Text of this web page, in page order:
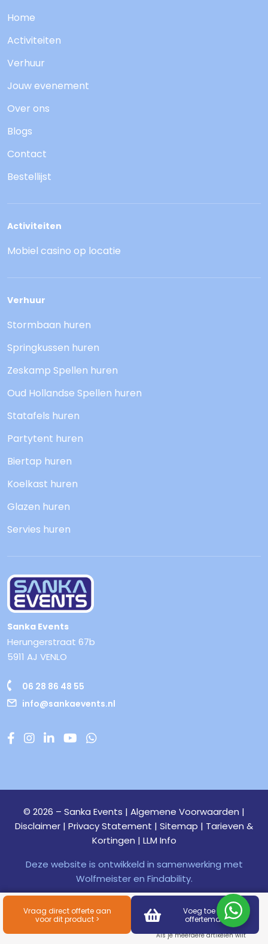
Vraag direct offerte aan
voor dit product >
Voeg toe aan
offertemand
Als je meerdere artikelen wilt
Home
Activiteiten
Verhuur
Jouw evenement
Over ons
Blogs
Contact
Bestellijst
Activiteiten
Mobiel casino op locatie
Verhuur
Stormbaan huren
Springkussen huren
Zeskamp Spellen huren
Oud Hollandse Spellen huren
Statafels huren
Partytent huren
Biertap huren
Koelkast huren
Glazen huren
Servies huren
Sanka Events
Herungerstraat 67b
5911 AJ VENLO
06 28 86 48 55
info@sankaevents.nl
© 2026 – Sanka Events | Algemene Voorwaarden |
Disclaimer | Privacy Statement | Sitemap | Tarieven &
Kortingen | LLM Info
Deze website is ontwikkeld in samenwerking met
Wolfmeisteren Findability.
boven